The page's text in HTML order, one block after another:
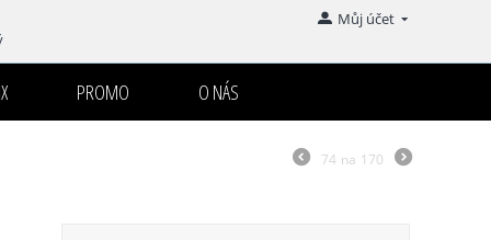
Můj účet
PROMO O NÁS
74 na 170